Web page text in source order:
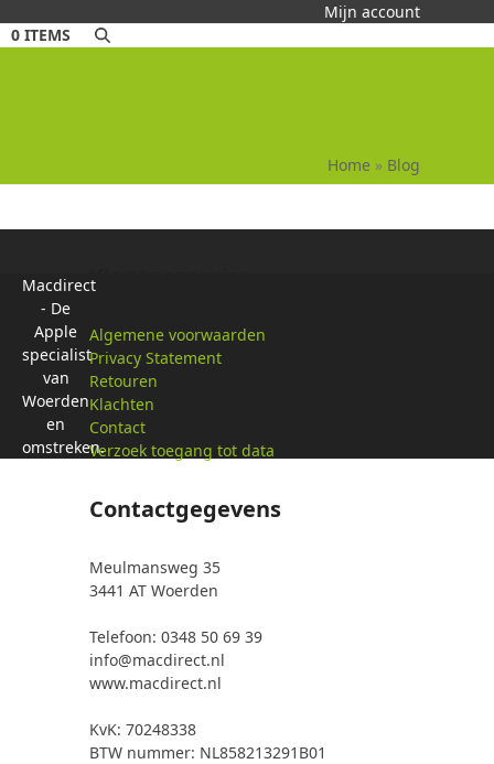
Mijn account
0 ITEMS
Home » Blog
Klantenservice
Algemene voorwaarden
Privacy Statement
Retouren
Klachten
Contact
Verzoek toegang tot data
Contactgegevens
Meulmansweg 35
3441 AT Woerden
Telefoon: 0348 50 69 39
info@macdirect.nl
www.macdirect.nl
KvK: 70248338
BTW nummer: NL858213291B01
Macdirect
- De
Apple
specialist
van
Woerden
en
omstreken.